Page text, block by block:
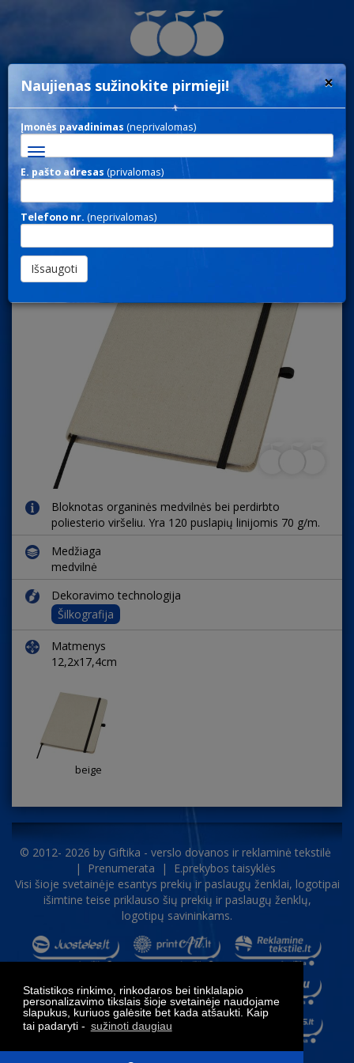
Statistikos rinkimo, rinkodaros bei tinklalapio
personalizavimo tikslais šioje svetainėje naudojame
slapukus, kuriuos galėsite bet kada atšaukti. Kaip
tai padaryti - sužinoti daugiau
Toggle
navigation
NOTE 109 / UŽRAŠINĖS
Bloknotas organinės medvilnės bei perdirbto
poliesterio viršeliu. Yra 120 puslapių linijomis 70 g/m.
Medžiaga
medvilnė
Dekoravimo technologija
Šilkografija
Matmenys
12,2x17,4cm
beige
© 2012- 2026 by Giftika - verslo dovanos ir reklaminė tekstilė
|
Prenumerata |
E.prekybos taisyklės
Visi šioje svetainėje esantys prekių ir paslaugų ženklai, logotipai
išimtine teise priklauso šių prekių ir paslaugų ženklų,
logotipų savininkams.
×
Naujienas sužinokite pirmieji!
Įmonės pavadinimas (neprivalomas)
E. pašto adresas (privalomas)
Telefono nr. (neprivalomas)